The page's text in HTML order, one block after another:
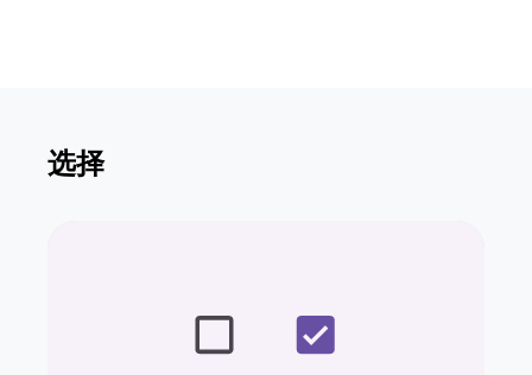
选择